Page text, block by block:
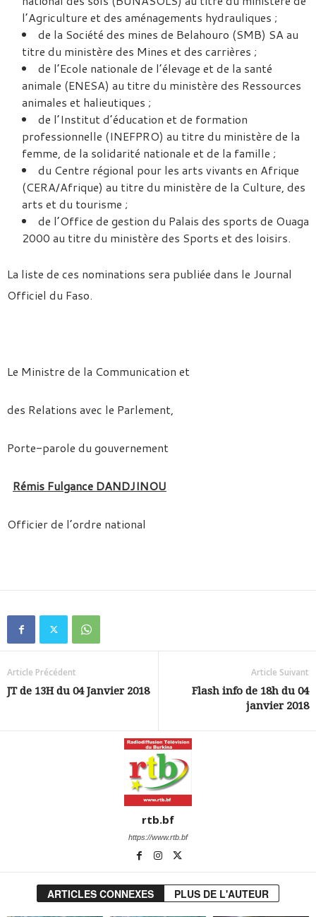
l’Agriculture et des aménagements hydrauliques ;
de la Société des mines de Belahouro (SMB) SA au
titre du ministère des Mines et des carrières ;
de l’Ecole nationale de l’élevage et de la santé
animale (ENESA) au titre du ministère des Ressources
animales et halieutiques ;
de l’Institut d’éducation et de formation
professionnelle (INEFPRO) au titre du ministère de la
femme, de la solidarité nationale et de la famille ;
du Centre régional pour les arts vivants en Afrique
(CERA/Afrique) au titre du ministère de la Culture, des
arts et du tourisme ;
de l’Office de gestion du Palais des sports de Ouaga
2000 au titre du ministère des Sports et des loisirs.
La liste de ces nominations sera publiée dans le Journal
Officiel du Faso.
Le Ministre de la Communication et
des Relations avec le Parlement,
Porte-parole du gouvernement
Rémis Fulgance DANDJINOU
Officier de l’ordre national
Article Précédent
JT de 13H du 04 Janvier 2018
Article Suivant
Flash info de 18h du 04
janvier 2018
rtb.bf
https://www.rtb.bf
ARTICLES CONNEXES PLUS DE L'AUTEUR